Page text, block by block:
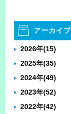
アーカイブ
2026年(15)
2025年(35)
2024年(49)
2023年(52)
2022年(42)